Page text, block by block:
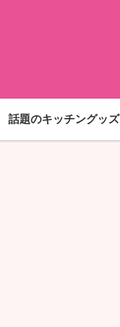
話題のキッチングッズ